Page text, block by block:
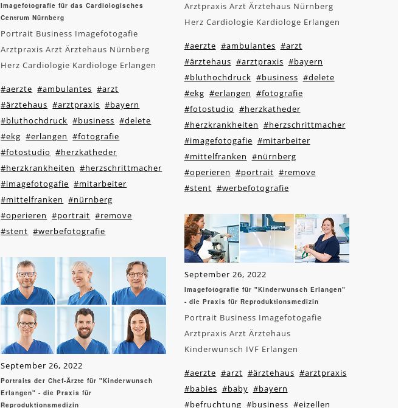
Imagefotografie für das Cardiologisches
Centrum Nürnberg
Portrait Business Imagefotogafie
Arztpraxis Arzt Ärztehaus Nürnberg
Herz Cardiologie Kardiologe Erlangen
#aerzte #ambulantes #arzt
#ärztehaus #arztpraxis #bayern
#bluthochdruck #business #delete
#ekg #erlangen #fotografie
#fotostudio #herzkatheder
#herzkrankheiten #herzschrittmacher
#imagefotogafie #mitarbeiter
#mittelfranken #nürnberg
#operieren #portrait #remove
#stent #werbefotografie
September 26, 2022
Portraits der Chef-Ärzte für "Kinderwunsch
Erlangen" - die Praxis für
Reproduktionsmedizin
Arztpraxis Arzt Ärztehaus Nürnberg
Herz Cardiologie Kardiologe Erlangen
#aerzte #ambulantes #arzt
#ärztehaus #arztpraxis #bayern
#bluthochdruck #business #delete
#ekg #erlangen #fotografie
#fotostudio #herzkatheder
#herzkrankheiten #herzschrittmacher
#imagefotogafie #mitarbeiter
#mittelfranken #nürnberg
#operieren #portrait #remove
#stent #werbefotografie
September 26, 2022
Imagefotografie für "Kinderwunsch Erlangen"
- die Praxis für Reproduktionsmedizin
Portrait Business Imagefotogafie
Arztpraxis Arzt Ärztehaus
Kinderwunsch IVF Erlangen
#aerzte #arzt #ärztehaus #arztpraxis
#babies #baby #bayern
#befruchtung #business #eizellen